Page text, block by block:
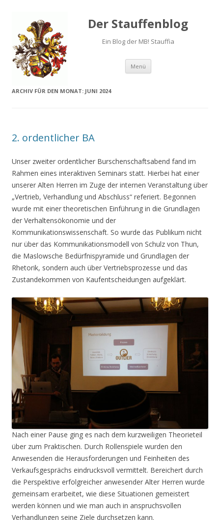
Der Stauffenblog
Ein Blog der MB! Stauffia
Menü
Springe zum Inhalt
ARCHIV FÜR DEN MONAT: JUNI 2024
2. ordentlicher BA
Unser zweiter ordentlicher Burschenschaftsabend fand im
Rahmen eines interaktiven Seminars statt. Hierbei hat einer
unserer Alten Herren im Zuge der internen Veranstaltung über
„Vertrieb, Verhandlung und Abschluss“ referiert. Begonnen
wurde mit einer theoretischen Einführung in die Grundlagen
der Verhaltensökonomie und der
Kommunikationswissenschaft. So wurde das Publikum nicht
nur über das Kommunikationsmodell von Schulz von Thun,
die Maslowsche Bedürfnispyramide und Grundlagen der
Rhetorik, sondern auch über Vertriebsprozesse und das
Zustandekommen von Kaufentscheidungen aufgeklärt.
Nach einer Pause ging es nach dem kurzweiligen Theorieteil
über zum Praktischen. Durch Rollenspiele wurden den
Anwesenden die Herausforderungen und Feinheiten des
Verkaufsgesprächs eindrucksvoll vermittelt. Bereichert durch
die Perspektive erfolgreicher anwesender Alter Herren wurde
gemeinsam erarbeitet, wie diese Situationen gemeistert
werden können und wie man auch in anspruchsvollen
Verhandlungen seine Ziele durchsetzen kann.